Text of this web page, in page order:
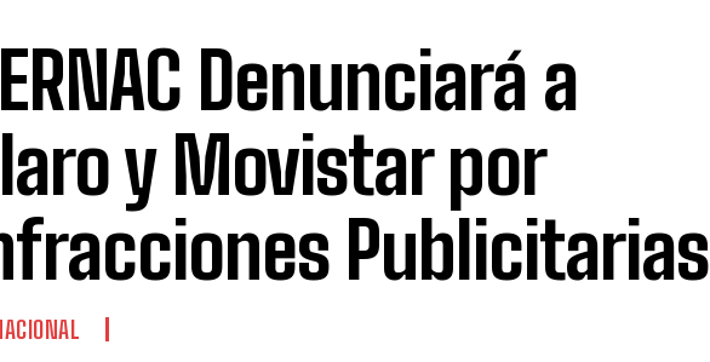
Denunciará a
y Movistar por
Publicitarias